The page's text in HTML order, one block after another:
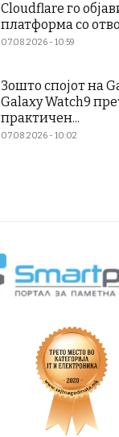
Cloudflare го
платформа со
07.08.2026 - 10:59
Зошто спојот на
Galaxy Watch9
практичен...
07.08.2026 - 10:02